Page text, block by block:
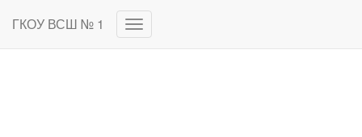
ГКОУ ВСШ № 1
Переключить
навигацию